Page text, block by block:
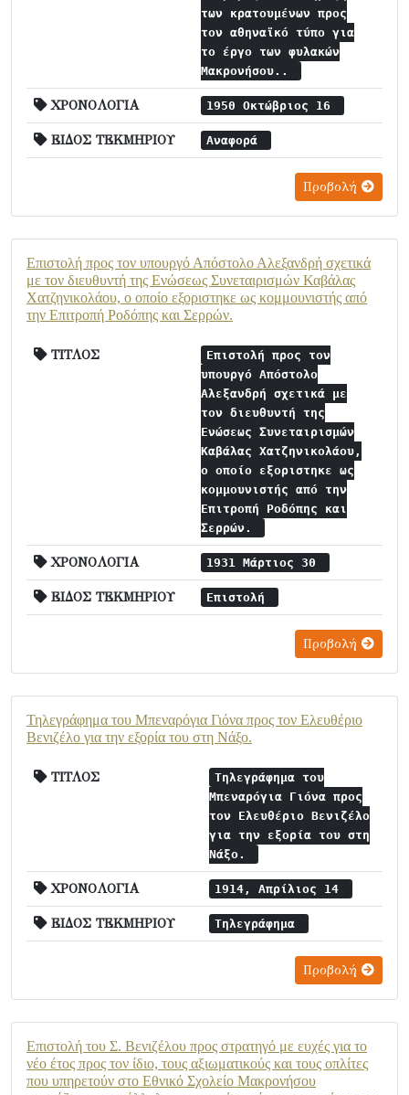
των κρατουμένων προς
τον αθηναϊκό τύπο για
το έργο των φυλακών
Μακρονήσου..
ΧΡΟΝΟΛΟΓΙΑ 1950 Οκτώβριος 16
ΕΙΔΟΣ ΤΕΚΜΗΡΙΟΥ Αναφορά
Προβολή
Επιστολή προς τον υπουργό Απόστολο Αλεξανδρή σχετικά
με τον διευθυντή της Ενώσεως Συνεταιρισμών Καβάλας
Χατζηνικολάου, ο οποίο εξοριστηκε ως κομμουνιστής από
την Επιτροπή Ροδόπης και Σερρών.
ΤΙΤΛΟΣ
Επιστολή προς τον
υπουργό Απόστολο
Αλεξανδρή σχετικά με
τον διευθυντή της
Ενώσεως Συνεταιρισμών
Καβάλας Χατζηνικολάου,
ο οποίο εξοριστηκε ως
κομμουνιστής από την
Επιτροπή Ροδόπης και
Σερρών.
ΧΡΟΝΟΛΟΓΙΑ 1931 Μάρτιος 30
ΕΙΔΟΣ ΤΕΚΜΗΡΙΟΥ Επιστολή
Προβολή
Τηλεγράφημα του Μπεναρόγια Γιόνα προς τον Ελευθέριο
Βενιζέλο για την εξορία του στη Νάξο.
ΤΙΤΛΟΣ
Τηλεγράφημα του
Μπεναρόγια Γιόνα προς
τον Ελευθέριο Βενιζέλο
για την εξορία του στη
Νάξο.
ΧΡΟΝΟΛΟΓΙΑ 1914, Απρίλιος 14
ΕΙΔΟΣ ΤΕΚΜΗΡΙΟΥ Τηλεγράφημα
Προβολή
Επιστολή του Σ. Βενιζέλου προς στρατηγό με ευχές για το
νέο έτος προς τον ίδιο, τους αξιωματικούς και τους οπλίτες
που υπηρετούν στο Εθνικό Σχολείο Μακρονήσου